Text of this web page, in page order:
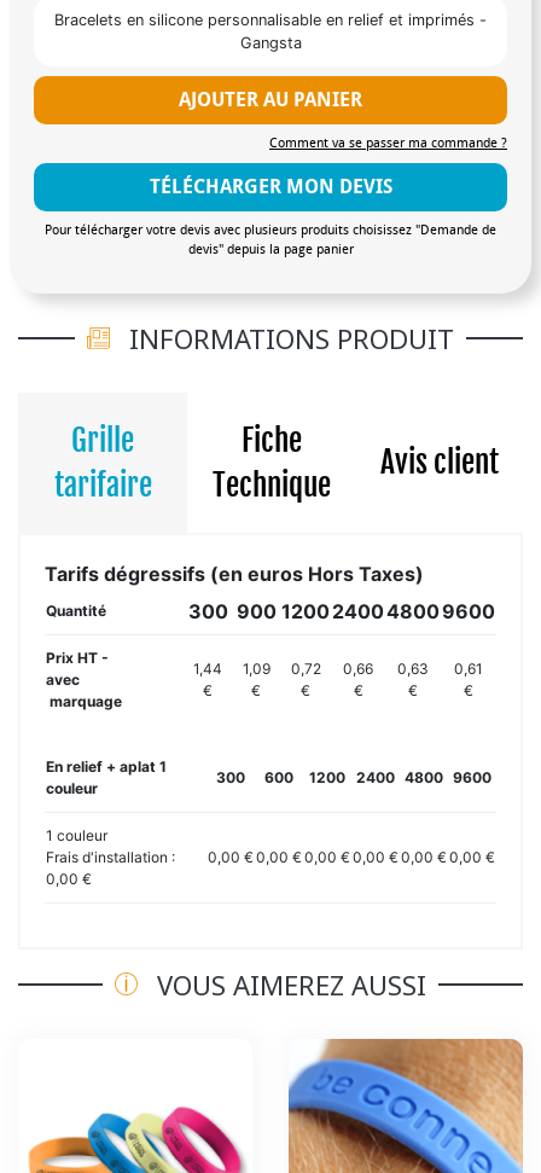
Bracelets en silicone personnalisable en relief et imprimés -
Gangsta
AJOUTER AU PANIER
Comment va se passer ma commande ?
TÉLÉCHARGER MON DEVIS
Pour télécharger votre devis avec plusieurs produits choisissez "Demande de
devis" depuis la page panier
INFORMATIONS PRODUIT
Grille
tarifaire
Fiche
Technique
Avis client
Tarifs dégressifs (en euros Hors Taxes)
Quantité 300 900 1200240048009600
Prix HT -
avec
marquage
1,44
€
1,09
€
0,72
€
0,66
€
0,63
€
0,61
€
En relief + aplat 1
couleur
300 600 1200 2400 4800 9600
1 couleur
Frais d'installation :
0,00 €
0,00 € 0,00 € 0,00 € 0,00 € 0,00 € 0,00 €
VOUS AIMEREZ AUSSI